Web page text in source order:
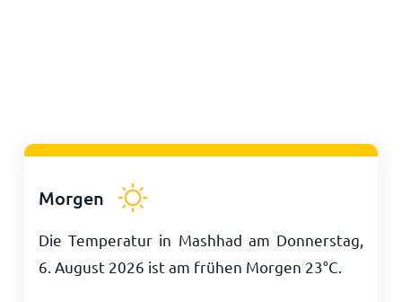
Morgen
Die Temperatur in Mashhad am Donnerstag,
6. August 2026 ist am frühen Morgen 23°C